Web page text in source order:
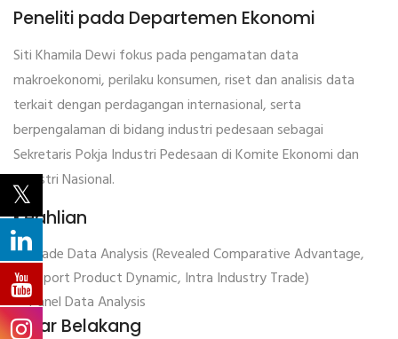
Peneliti pada Departemen Ekonomi
Siti Khamila Dewi fokus pada pengamatan data
makroekonomi, perilaku konsumen, riset dan analisis data
terkait dengan perdagangan internasional, serta
berpengalaman di bidang industri pedesaan sebagai
Sekretaris Pokja Industri Pedesaan di Komite Ekonomi dan
Industri Nasional.
Keahlian
Trade Data Analysis (Revealed Comparative Advantage,
Export Product Dynamic, Intra Industry Trade)
Panel Data Analysis
Latar Belakang